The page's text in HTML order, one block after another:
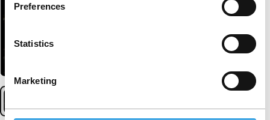
Preferences
Statistics
Marketing